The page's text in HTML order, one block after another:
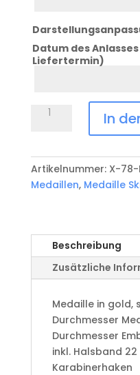
Datum des
Liefertermin)
Medaille
78-
M780
Menge
In
Artikelnummer: X-78-
Medaillen, Medaille
Beschreibung
Zusätzliche
Medaille in gold,
​Durchmesser
Durchmesser
​inkl. Halsband
Karabinerhaken